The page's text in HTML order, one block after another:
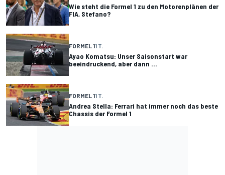
Wie steht die Formel 1 zu den Motorenplänen der
FIA, Stefano?
FORMEL 11 T.
Ayao Komatsu: Unser Saisonstart war
beeindruckend, aber dann ...
FORMEL 11 T.
Andrea Stella: Ferrari hat immer noch das beste
Chassis der Formel 1